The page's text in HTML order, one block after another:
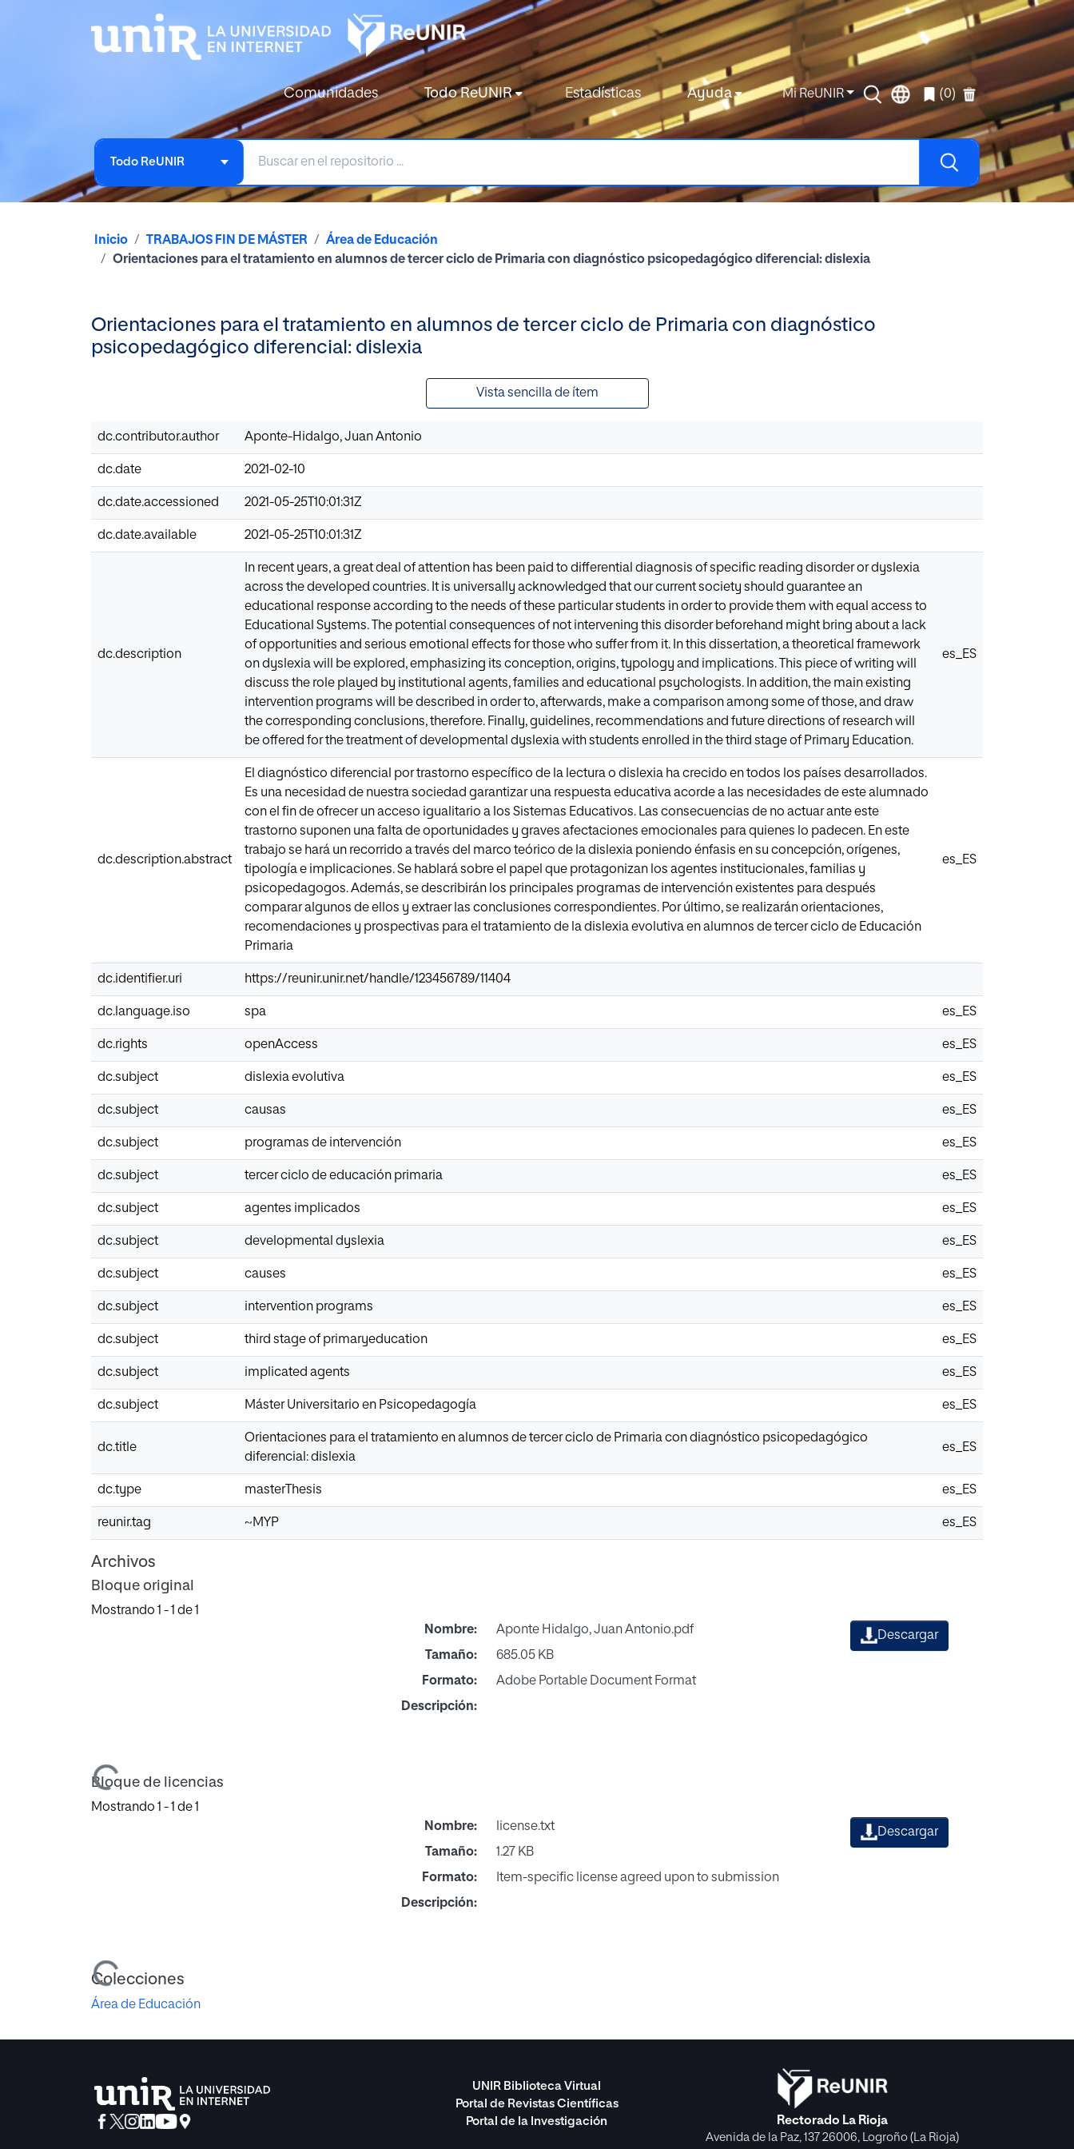
Comunidades Todo ReUNIR Estadísticas Ayuda Mi ReUNIR (0)
Todo ReUNIR
Inicio TRABAJOS FIN DE MÁSTER
Área de Educación
Orientaciones para el tratamiento en alumnos de tercer ciclo de Primaria con diagnóstico psicopedagógico diferencial: dislexia
Orientaciones para el tratamiento en alumnos de tercer ciclo de Primaria con diagnóstico
psicopedagógico diferencial: dislexia
Vista sencilla de ítem
dc.contributor.author Aponte-Hidalgo, Juan Antonio
dc.date 2021-02-10
dc.date.accessioned 2021-05-25T10:01:31Z
dc.date.available 2021-05-25T10:01:31Z
dc.description
In recent years, a great deal of attention has been paid to differential diagnosis of specific reading disorder or dyslexia
across the developed countries. It is universally acknowledged that our current society should guarantee an
educational response according to the needs of these particular students in order to provide them with equal access to
Educational Systems. The potential consequences of not intervening this disorder beforehand might bring about a lack
of opportunities and serious emotional effects for those who suffer from it. In this dissertation, a theoretical framework
on dyslexia will be explored, emphasizing its conception, origins, typology and implications. This piece of writing will
discuss the role played by institutional agents, families and educational psychologists. In addition, the main existing
intervention programs will be described in order to, afterwards, make a comparison among some of those, and draw
the corresponding conclusions, therefore. Finally, guidelines, recommendations and future directions of research will
be offered for the treatment of developmental dyslexia with students enrolled in the third stage of Primary Education.
es_ES
dc.description.abstract
El diagnóstico diferencial por trastorno específico de la lectura o dislexia ha crecido en todos los países desarrollados.
Es una necesidad de nuestra sociedad garantizar una respuesta educativa acorde a las necesidades de este alumnado
con el fin de ofrecer un acceso igualitario a los Sistemas Educativos. Las consecuencias de no actuar ante este
trastorno suponen una falta de oportunidades y graves afectaciones emocionales para quienes lo padecen. En este
trabajo se hará un recorrido a través del marco teórico de la dislexia poniendo énfasis en su concepción, orígenes,
tipología e implicaciones. Se hablará sobre el papel que protagonizan los agentes institucionales, familias y
psicopedagogos. Además, se describirán los principales programas de intervención existentes para después
comparar algunos de ellos y extraer las conclusiones correspondientes. Por último, se realizarán orientaciones,
recomendaciones y prospectivas para el tratamiento de la dislexia evolutiva en alumnos de tercer ciclo de Educación
Primaria
es_ES
dc.identifier.uri https://reunir.unir.net/handle/123456789/11404
dc.language.iso spa es_ES
dc.rights openAccess es_ES
dc.subject dislexia evolutiva es_ES
dc.subject causas es_ES
dc.subject programas de intervención es_ES
dc.subject tercer ciclo de educación primaria es_ES
dc.subject agentes implicados es_ES
dc.subject developmental dyslexia es_ES
dc.subject causes es_ES
dc.subject intervention programs es_ES
dc.subject third stage of primaryeducation es_ES
dc.subject implicated agents es_ES
dc.subject Máster Universitario en Psicopedagogía es_ES
dc.title
Orientaciones para el tratamiento en alumnos de tercer ciclo de Primaria con diagnóstico psicopedagógico
diferencial: dislexia
es_ES
dc.type masterThesis es_ES
reunir.tag ~MYP es_ES
Archivos
Bloque original
Mostrando 1 - 1 de 1
Cargando...
Nombre:
Aponte Hidalgo, Juan Antonio.pdf
Tamaño:
685.05 KB
Formato:
Adobe Portable Document Format
Descripción:
Descargar
Bloque de licencias
Mostrando 1 - 1 de 1
Cargando...
Nombre:
license.txt
Tamaño:
1.27 KB
Formato:
Item-specific license agreed upon to submission
Descripción:
Descargar
Colecciones
Área de Educación
UNIR Biblioteca Virtual
Portal de Revistas Científicas
Portal de la Investigación
Rectorado La Rioja
Avenida de la Paz, 137 26006, Logroño (La Rioja)